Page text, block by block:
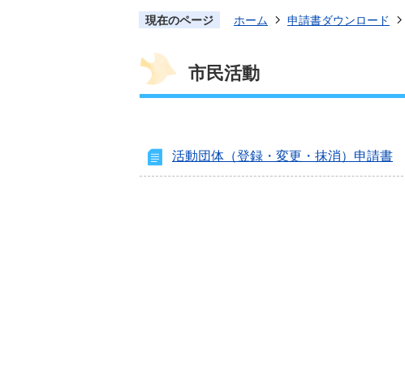
現在のページ ホーム 申請書ダウンロード
市民活動
活動団体（登録・変更・抹消）申請書